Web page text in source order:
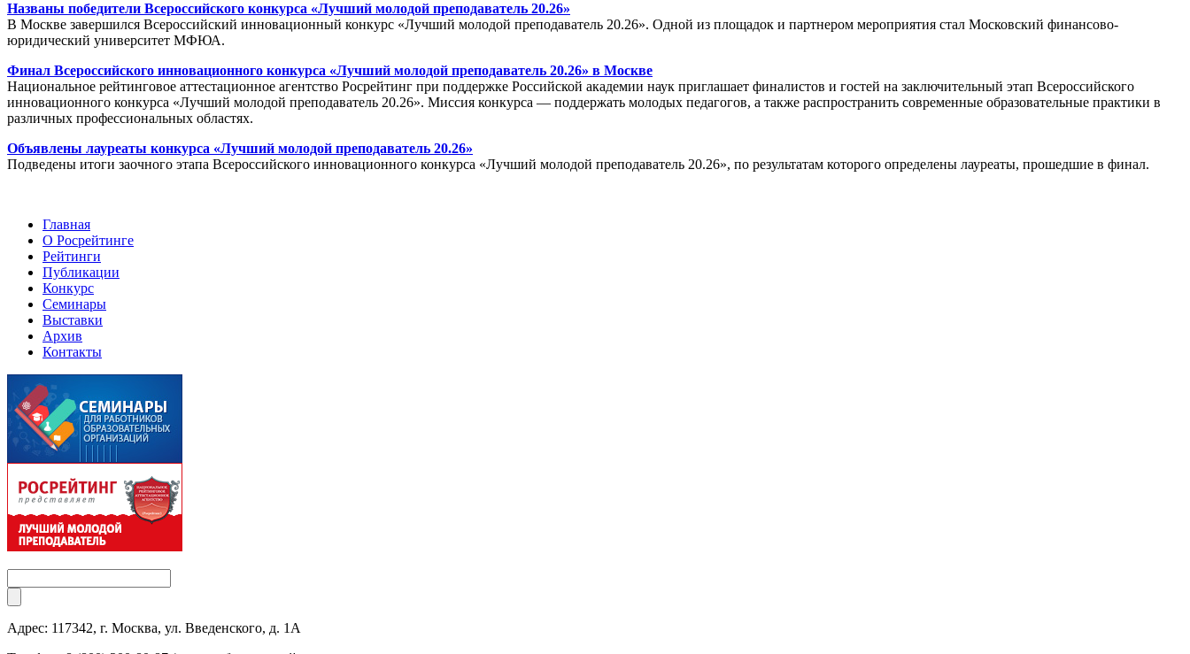
Названы победители Всероссийского конкурса «Лучший молодой преподаватель 20.26»
В Москве завершился Всероссийский инновационный конкурс «Лучший молодой преподаватель 20.26». Одной из площадок и партнером мероприятия стал Московский финансово-
юридический университет МФЮА.
Финал Всероссийского инновационного конкурса «Лучший молодой преподаватель 20.26» в Москве
Национальное рейтинговое аттестационное агентство Росрейтинг при поддержке Российской академии наук приглашает финалистов и гостей на заключительный этап Всероссийского
инновационного конкурса «Лучший молодой преподаватель 20.26». Миссия конкурса — поддержать молодых педагогов, а также распространить современные образовательные практики в
различных профессиональных областях.
Объявлены лауреаты конкурса «Лучший молодой преподаватель 20.26»
Подведены итоги заочного этапа Всероссийского инновационного конкурса «Лучший молодой преподаватель 20.26», по результатам которого определены лауреаты, прошедшие в финал.
Главная
О Росрейтинге
Рейтинги
Публикации
Конкурс
Семинары
Выставки
Архив
Контакты
Адрес: 117342, г. Москва, ул. Введенского, д. 1А